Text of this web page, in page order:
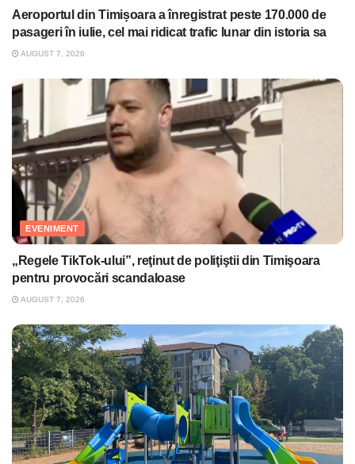
Aeroportul din Timișoara a înregistrat peste 170.000 de
pasageri în iulie, cel mai ridicat trafic lunar din istoria sa
AUGUST 7, 2026
EVENIMENT
„Regele TikTok-ului”, reţinut de poliţiştii din Timişoara
pentru provocări scandaloase
AUGUST 7, 2026